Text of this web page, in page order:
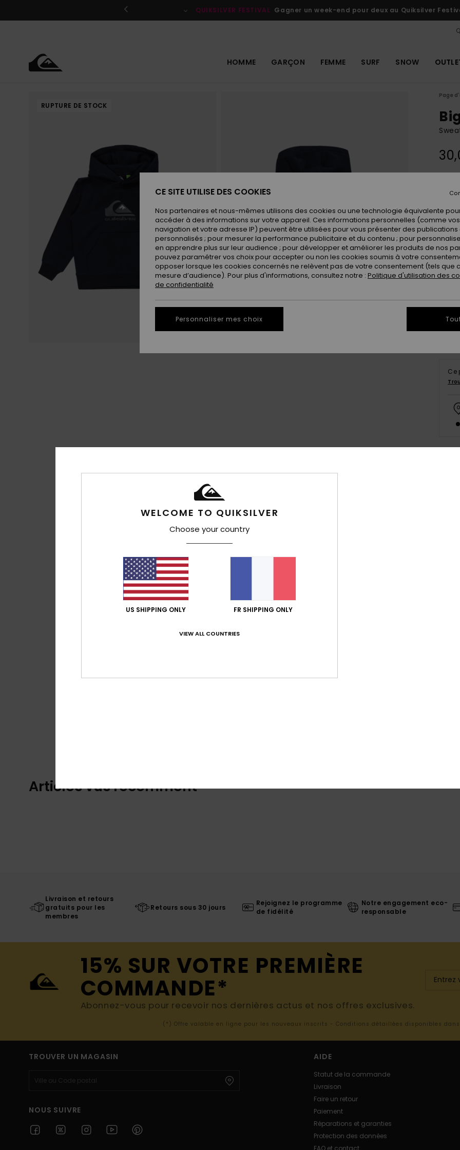
le
QUIKSILVER FESTIVAL Gagner un week-end pour deux au Quiksilver
HOMME GARÇON FEMME SURF SNOW
RUPTURE DE STOCK
Page
2
Ce
Articles vus récemment
Livraison et retours
gratuits pour les
membres
Retours sous 30 jours
Rejoignez le programme
de fidélité
Notre engagement eco-
responsable
15% SUR VOTRE PREMIÈRE
COMMANDE*
Abonnez-vous pour recevoir nos dernières actus et nos offres exclusives.
(*) Offre valable en ligne pour les nouveaux inscrits - Conditions détaillées disponibles
TROUVER UN MAGASIN
NOUS SUIVRE
AIDE
Statut de la commande
Livraison
Faire un retour
Paiement
Réparations et garanties
Protection des données
FAQ et contact
WELCOME TO QUIKSILVER
Choose your country
US SHIPPING ONLY FR SHIPPING ONLY
VIEW ALL COUNTRIES
CE SITE UTILISE DES COOKIES
Nos partenaires et nous-mêmes utilisons des cookies ou une technologie équivalente
accéder à des informations sur votre appareil. Ces informations personnelles (comme
navigation et votre adresse IP) peuvent être utilisées pour vous présenter des publications
personnalisés ; pour mesurer la performance publicitaire et du contenu ; pour
en apprendre plus sur leur audience ; pour développer et améliorer les produits de nos
pouvez paramétrer vos choix pour accepter ou non les cookies soumis à votre
opposer lorsque les cookies concernés ne relèvent pas de votre consentement (tels que
mesure d’audience). Pour plus d'informations, consultez notre : Politique d'utilisation des
de confidentialité
Personnaliser mes choix